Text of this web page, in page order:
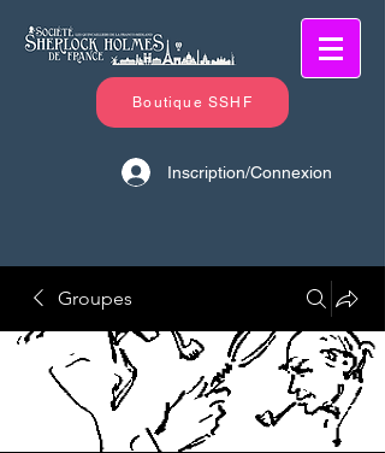
Boutique SSHF
Inscription/Connexion
Groupes